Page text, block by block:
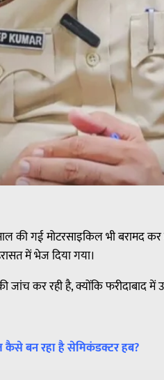
की गई मोटरसाइकिल भी बरामद
में भेज दिया गया।
जांच कर रही है, क्योंकि फरीदाबाद
कैसे बन रहा है सेमिकंडक्टर हब?